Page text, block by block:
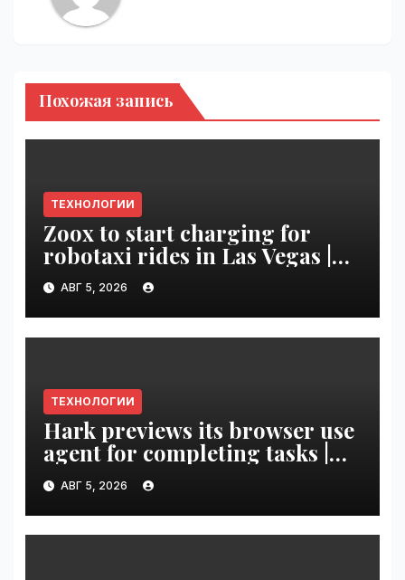
Похожая запись
ТЕХНОЛОГИИ
Zoox to start charging for
robotaxi rides in Las Vegas |
VseTime.ru
АВГ 5, 2026
ТЕХНОЛОГИИ
Hark previews its browser use
agent for completing tasks |
VseTime.ru
АВГ 5, 2026